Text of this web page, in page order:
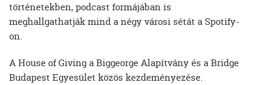
történetekben, podcast formájában is
meghallgathatják mind a négy városi sétát a Spotify-
on.
A House of Giving a Biggeorge Alapítvány és a Bridge
Budapest Egyesület közös kezdeményezése.